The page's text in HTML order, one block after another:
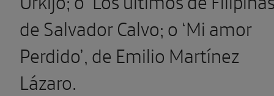
de Salvador Calvo; o ‘Mi amor
Perdido’, de Emilio Martínez
Lázaro.